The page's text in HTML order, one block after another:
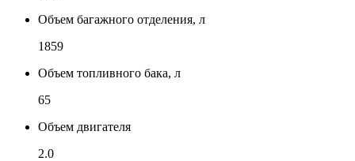
Объем багажного отделения, л
1859
Объем топливного бака, л
65
Объем двигателя
2.0